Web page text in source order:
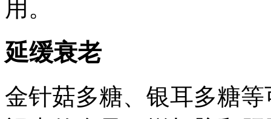
用。
延缓衰老
金针菇多糖、银耳多糖